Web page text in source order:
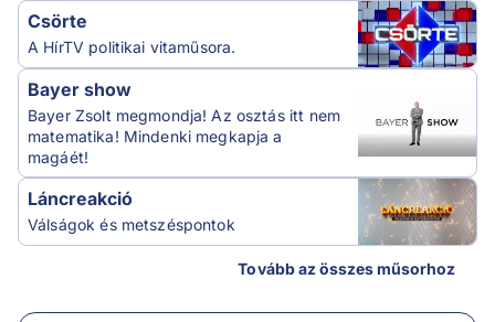
Csörte
A HírTV politikai vitaműsora.
Bayer show
Bayer Zsolt megmondja! Az osztás itt nem
matematika! Mindenki megkapja a
magáét!
Láncreakció
Válságok és metszéspontok
Tovább az összes műsorhoz